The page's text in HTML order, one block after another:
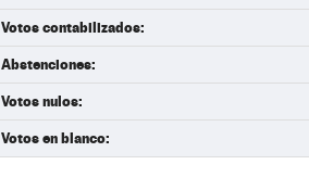
Votos contabilizados:
Abstenciones:
Votos nulos:
Votos en blanco: